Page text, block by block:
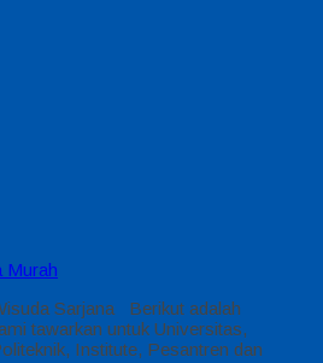
Murah
Sarjana Berikut adalah
tawarkan untuk Universitas,
Institute, Pesantren dan